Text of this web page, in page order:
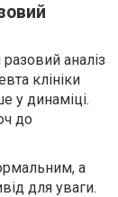
аналіз
клініки
у динаміці.
до
а
для уваги.